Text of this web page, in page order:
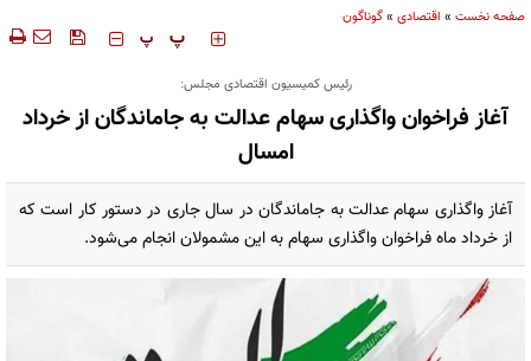
صفحه نخست » اقتصادی »گوناگون
‍‍‍ پ پ
رئیس کمیسیون اقتصادی مجلس:
آغاز فراخوان واگذاری سهام عدالت به جاماندگان از خرداد
امسال
آغاز واگذاری سهام عدالت به جاماندگان در سال جاری در دستور کار است که
از خرداد ماه فراخوان واگذاری سهام به این مشمولان انجام می‌شود.